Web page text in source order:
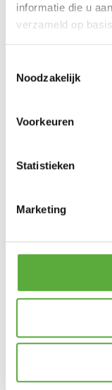
informatie die u
verzameld op
Noodzakelijk
Voorkeuren
Statistieken
Marketing